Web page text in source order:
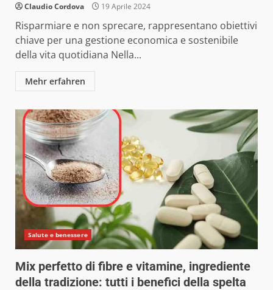
Claudio Cordova 19 Aprile 2024
Risparmiare e non sprecare, rappresentano obiettivi
chiave per una gestione economica e sostenibile
della vita quotidiana Nella...
Mehr erfahren
Salute e benessere
Mix perfetto di fibre e vitamine, ingrediente
della tradizione: tutti i benefici della spelta